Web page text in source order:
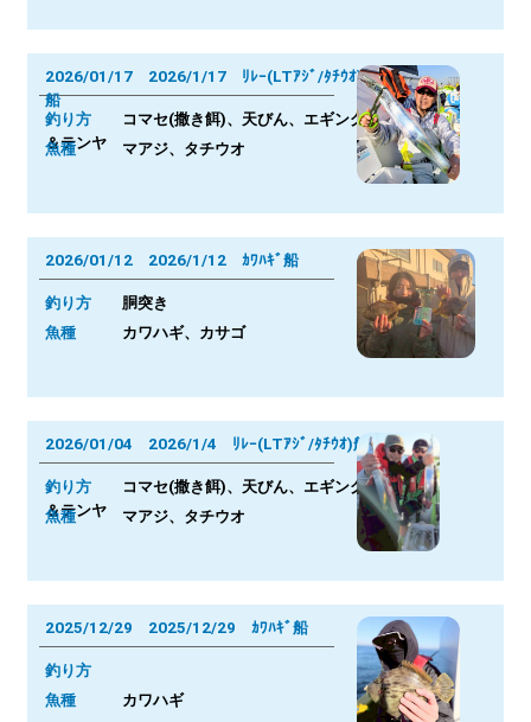
2026/01/17 2026/1/17 ﾘﾚｰ(LTｱｼﾞ/ﾀﾁｳｵ)
船
釣り方
コマセ(撒き餌)、天びん、エギング
＆テンヤ
魚種 マアジ、タチウオ
2026/01/12 2026/1/12 ｶﾜﾊｷﾞ船
釣り方 胴突き
魚種 カワハギ、カサゴ
2026/01/04 2026/1/4 ﾘﾚｰ(LTｱｼﾞ/ﾀﾁｳｵ)船
釣り方
コマセ(撒き餌)、天びん、エギング
＆テンヤ
魚種 マアジ、タチウオ
2025/12/29 2025/12/29 ｶﾜﾊｷﾞ船
釣り方
魚種 カワハギ